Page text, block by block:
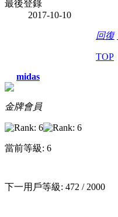
最後登錄
2017-10-10
回復
TOP
midas
金牌會員
當前等級: 6
下一用戶等級: 472 / 2000